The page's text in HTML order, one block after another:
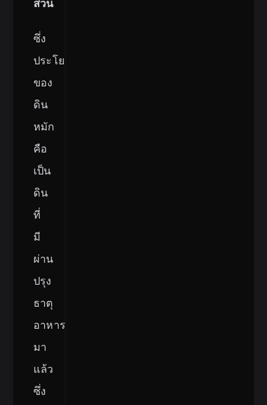
ซึ่ง
ประโยชน์
ของ
ดิน
หมัก
คือ
เป็น
ดิน
ที่
มี
ผ่าน
ปรุง
ธาตุ
อาหาร
มา
แล้ว
ซึ่ง